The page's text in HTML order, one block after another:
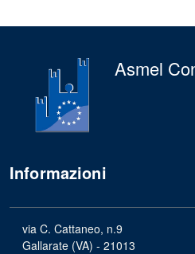
Asmel
Informazioni
via C. Cattaneo, n.9
Gallarate (VA) - 21013